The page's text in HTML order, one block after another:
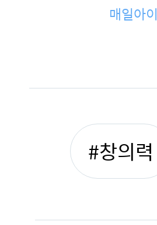
매일아
#창의력